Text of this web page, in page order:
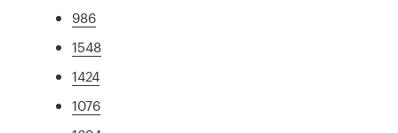
986
1548
1424
1076